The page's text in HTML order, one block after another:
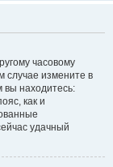
часовому
случае измените в
вы находитесь:
как и
удачный